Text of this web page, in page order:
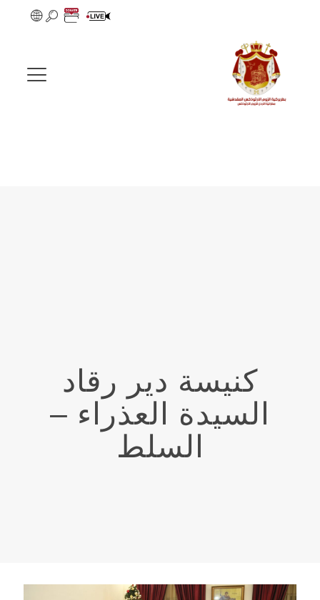
كنيسة دير رقاد
السيدة العذراء –
السلط